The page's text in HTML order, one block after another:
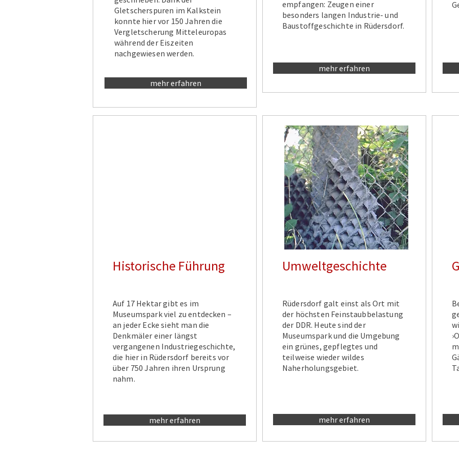
Gletscherspuren im Kalkstein
konnte hier vor 150 Jahren die
Vergletscherung Mitteleuropas
während der Eiszeiten
nachgewiesen werden.
mehr erfahren
empfangen: Zeugen einer
besonders langen Industrie- und
Baustoffgeschichte in Rüdersdorf.
mehr erfahren
Historische Führung
Auf 17 Hektar gibt es im
Museumspark viel zu entdecken –
an jeder Ecke sieht man die
Denkmäler einer längst
vergangenen Industriegeschichte,
die hier in Rüdersdorf bereits vor
über 750 Jahren ihren Ursprung
nahm.
mehr erfahren
Umweltgeschichte
Rüdersdorf galt einst als Ort mit
der höchsten Feinstaubbelastung
der DDR. Heute sind der
Museumspark und die Umgebung
ein grünes, gepflegtes und
teilweise wieder wildes
Naherholungsgebiet.
mehr erfahren